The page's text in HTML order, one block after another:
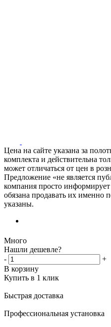
Цена на сайте указана за
комплекта и действительна
может отличаться от цен в
Предложение «не является
компания просто
обязана продавать их именно
указаны.
Много
Нашли дешевле?
-
+
В корзину
Купить в 1 клик
Быстрая доставка
Профессиональная установка